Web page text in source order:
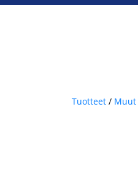
Tuotteet / Muut